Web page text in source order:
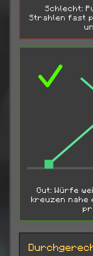
Schlecht:
Strahlen fast
Gut: Würfe
kreuzen nahe